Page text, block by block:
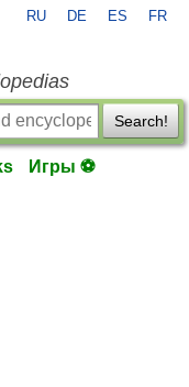
RU DE ES FR
Search!
Игры ⚽